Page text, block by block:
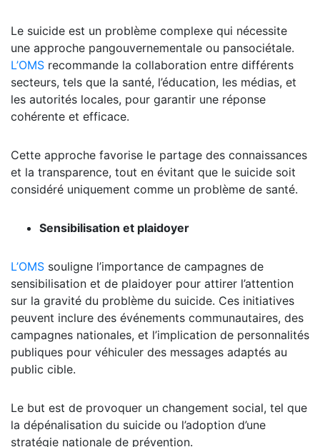
Le suicide est un problème complexe qui nécessite
une approche pangouvernementale ou pansociétale.
L’OMS recommande la collaboration entre différents
secteurs, tels que la santé, l’éducation, les médias, et
les autorités locales, pour garantir une réponse
cohérente et efficace.
Cette approche favorise le partage des connaissances
et la transparence, tout en évitant que le suicide soit
considéré uniquement comme un problème de santé.
Sensibilisation et plaidoyer
L’OMS souligne l’importance de campagnes de
sensibilisation et de plaidoyer pour attirer l’attention
sur la gravité du problème du suicide. Ces initiatives
peuvent inclure des événements communautaires, des
campagnes nationales, et l’implication de personnalités
publiques pour véhiculer des messages adaptés au
public cible.
Le but est de provoquer un changement social, tel que
la dépénalisation du suicide ou l’adoption d’une
stratégie nationale de prévention.